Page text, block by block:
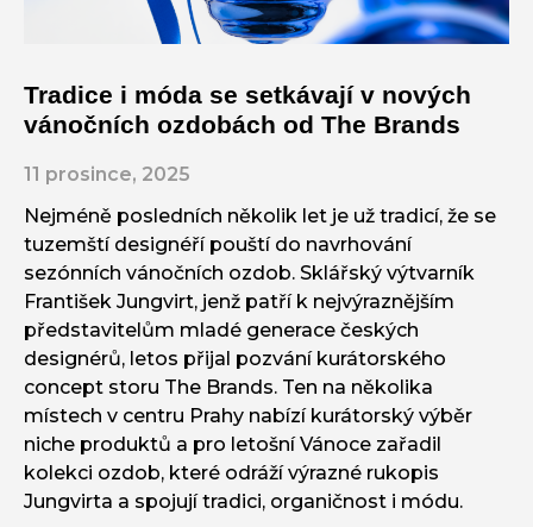
Tradice i móda se setkávají v nových
vánočních ozdobách od The Brands
11 prosince, 2025
Nejméně posledních několik let je už tradicí, že se
tuzemští designéří pouští do navrhování
sezónních vánočních ozdob. Sklářský výtvarník
František Jungvirt, jenž patří k nejvýraznějším
představitelům mladé generace českých
designérů, letos přijal pozvání kurátorského
concept storu The Brands. Ten na několika
místech v centru Prahy nabízí kurátorský výběr
niche produktů a pro letošní Vánoce zařadil
kolekci ozdob, které odráží výrazné rukopis
Jungvirta a spojují tradici, organičnost i módu.